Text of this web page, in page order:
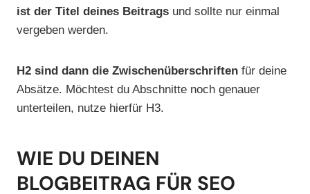
ist der Titel deines Beitrags und sollte nur einmal
vergeben werden.
H2 sind dann die Zwischenüberschriften für deine
Absätze. Möchtest du Abschnitte noch genauer
unterteilen, nutze hierfür H3.
WIE DU DEINEN
BLOGBEITRAG FÜR SEO